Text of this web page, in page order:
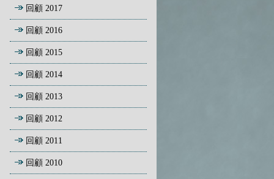
回顧 2017
回顧 2016
回顧 2015
回顧 2014
回顧 2013
回顧 2012
回顧 2011
回顧 2010